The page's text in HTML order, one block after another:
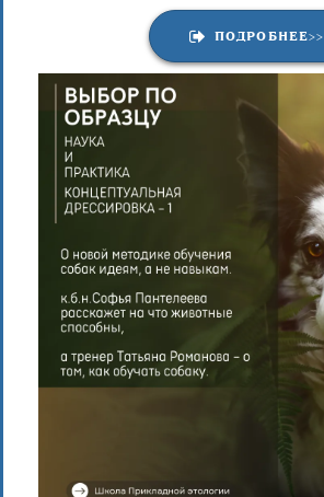
ПОДРОБНЕЕ>>